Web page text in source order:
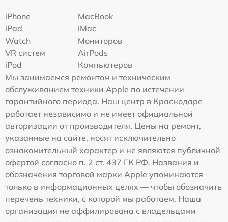
iPhone
MacBook
iPad
iMac
Watch
Мониторов
VR систем
AirPods
iPod
Компьютеров
Мы занимаемся ремонтом и техническим
обслуживанием техники Apple по истечении
гарантийного периода. Наш центр в Краснодаре
работает независимо и не имеет официальной
авторизации от производителя. Цены на ремонт,
указанные на сайте, носят исключительно
ознакомительный характер и не являются публичной
офертой согласно п. 2 ст. 437 ГК РФ. Названия и
обозначения торговой марки Apple упоминаются
только в информационных целях — чтобы обозначить
перечень техники, с которой мы работаем. Наша
организация не аффилирована с владельцами